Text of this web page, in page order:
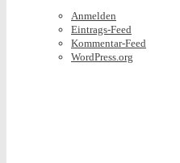
Anmelden
Eintrags-Feed
Kommentar-Feed
WordPress.org